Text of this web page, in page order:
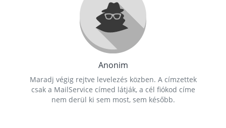
Anonim
Maradj végig rejtve levelezés közben. A címzettek
csak a MailService címed látják, a cél fiókod címe
nem derül ki sem most, sem később.